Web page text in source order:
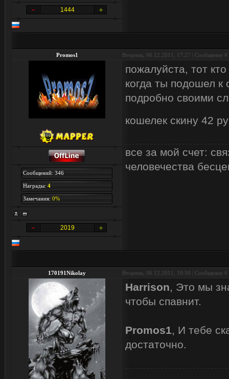
1444
Promos1 Вторник, 06.12.2011, 17:27 | Сообщение #
Сообщений: 346
Награды: 4
Замечания: 0%
2019
пожалуйста, тот
когда ты подошел к
подробно своими
кошелек скину 42
все за мой счет:
человечества
170191Nikolay Вторник, 06.12.2011, 18:50 | Сообщение #
Harrison, Это мы
чтобы спавнит.
Promos1, И тебе
достаточно.